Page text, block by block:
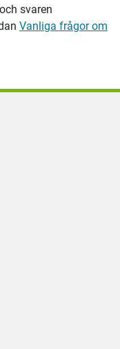
svaren
Vanliga frågor om